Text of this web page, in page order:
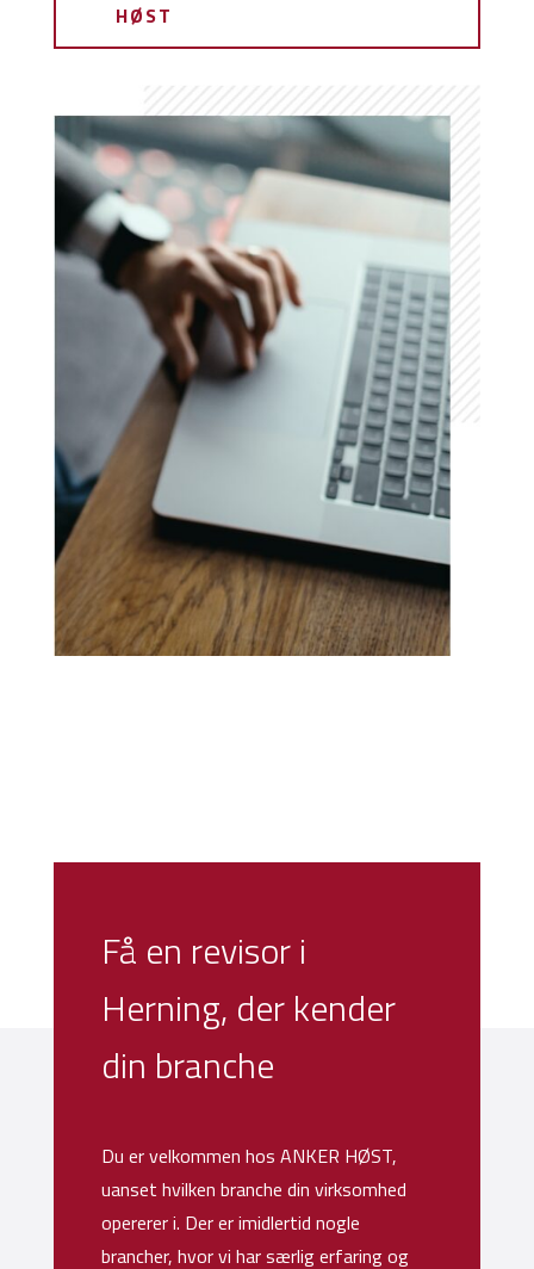
HØST
Få en revisor i
Herning, der kender
din branche
Du er velkommen hos ANKER HØST,
uanset hvilken branche din virksomhed
opererer i. Der er imidlertid nogle
brancher, hvor vi har særlig erfaring og